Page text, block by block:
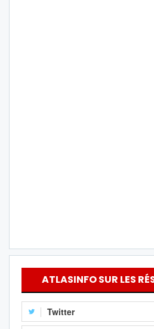
ATLASINFO SUR LES
Twitter